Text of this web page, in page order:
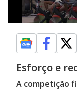
Esforço e
A competição